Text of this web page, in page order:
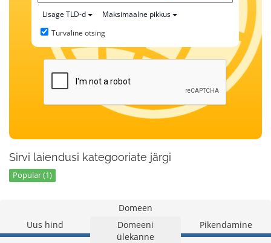
Lisage TLD-d
Maksimaalne pikkus
Turvaline otsing
Sirvi laiendusi kategooriate järgi
Popular (1)
Domeen
Uus hind
Domeeni
ülekanne
Pikendamine